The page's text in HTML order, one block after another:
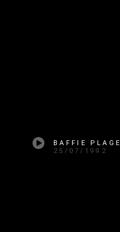
BAFFIE PLAGE
25/07/1992